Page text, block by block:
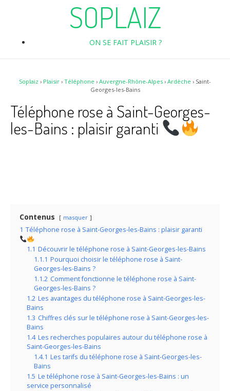
SOPLAIZ
ON SE FAIT PLAISIR ?
Soplaiz › Plaisir › Téléphone › Auvergne-Rhône-Alpes › Ardèche › Saint-
Georges-les-Bains
Téléphone rose à Saint-Georges-
les-Bains : plaisir garanti
Contenus masquer
1 Téléphone rose à Saint-Georges-les-Bains : plaisir garanti
1.1 Découvrir le téléphone rose à Saint-Georges-les-Bains
1.1.1 Pourquoi choisir le téléphone rose à Saint-
Georges-les-Bains ?
1.1.2 Comment fonctionne le téléphone rose à Saint-
Georges-les-Bains ?
1.2 Les avantages du téléphone rose à Saint-Georges-les-
Bains
1.3 Chiffres clés sur le téléphone rose à Saint-Georges-les-
Bains
1.4 Les recherches populaires autour du téléphone rose à
Saint-Georges-les-Bains
1.4.1 Les tarifs du téléphone rose à Saint-Georges-les-
Bains
1.5 Le téléphone rose à Saint-Georges-les-Bains : un
service personnalisé